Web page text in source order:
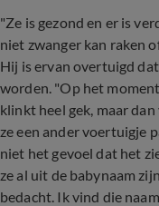
"Ze is gezond en er is
niet zwanger kan raken
Hij is ervan overtuigd
worden. "Op het
klinkt heel gek, maar
ze een ander voertuigje
niet het gevoel dat het
ze al uit de babynaam
bedacht. Ik vind die